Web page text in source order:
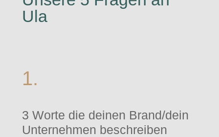
Ula
1.
3 Worte die deinen Brand/dein
Unternehmen beschreiben